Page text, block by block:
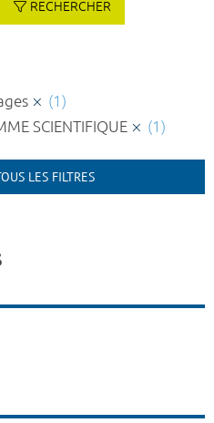
RECHERCHER
(1)
SCIENTIFIQUE
(1)
LES FILTRES